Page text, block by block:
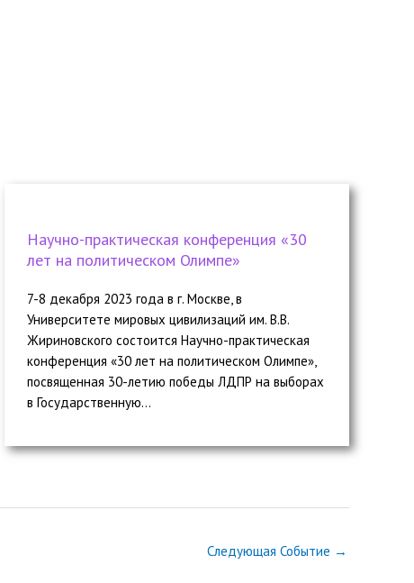
Научно-практическая конференция «30
лет на политическом Олимпе»
7-8 декабря 2023 года в г. Москве, в
Университете мировых цивилизаций им. В.В.
Жириновского состоится Научно-практическая
конференция «30 лет на политическом Олимпе»,
посвященная 30-летию победы ЛДПР на выборах
в Государственную...
Следующая Событие →